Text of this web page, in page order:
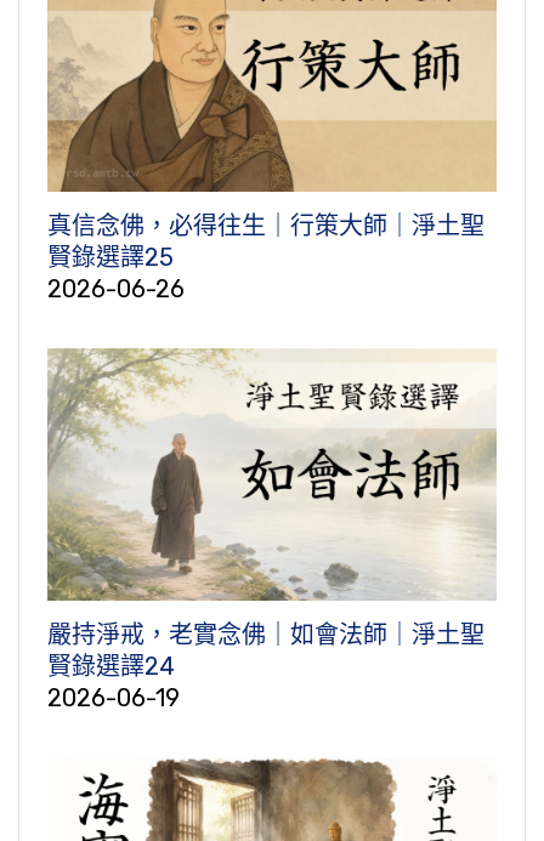
真信念佛，必得往生｜行策大師｜淨土聖
賢錄選譯25
2026-06-26
嚴持淨戒，老實念佛｜如會法師｜淨土聖
賢錄選譯24
2026-06-19